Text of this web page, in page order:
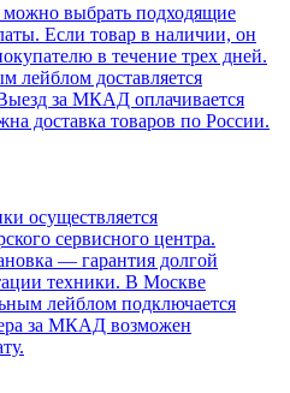
можно выбрать подходящие
Если товар в наличии, он
в течение трех дней.
лейблом доставляется
за МКАД оплачивается
доставка товаров по России.
осуществляется
сервисного центра.
— гарантия долгой
техники. В Москве
лейблом подключается
за МКАД возможен